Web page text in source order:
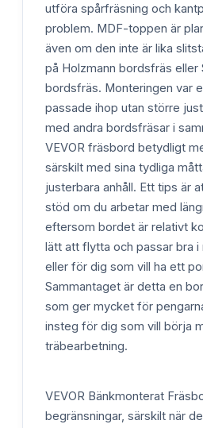
utföra spårfräsning och
problem. MDF-toppen är
även om den inte är lika
på Holzmann bordsfräs eller
bordsfräs. Monteringen var
passade ihop utan större
med andra bordsfräsar i
VEVOR fräsbord betydligt
särskilt med sina tydliga
justerbara anhåll. Ett tips är
stöd om du arbetar med
eftersom bordet är relativt
lätt att flytta och passar bra
eller för dig som vill ha ett
Sammantaget är detta en
som ger mycket för
insteg för dig som vill börja
träbearbetning.
VEVOR Bänkmonterat
begränsningar, särskilt när